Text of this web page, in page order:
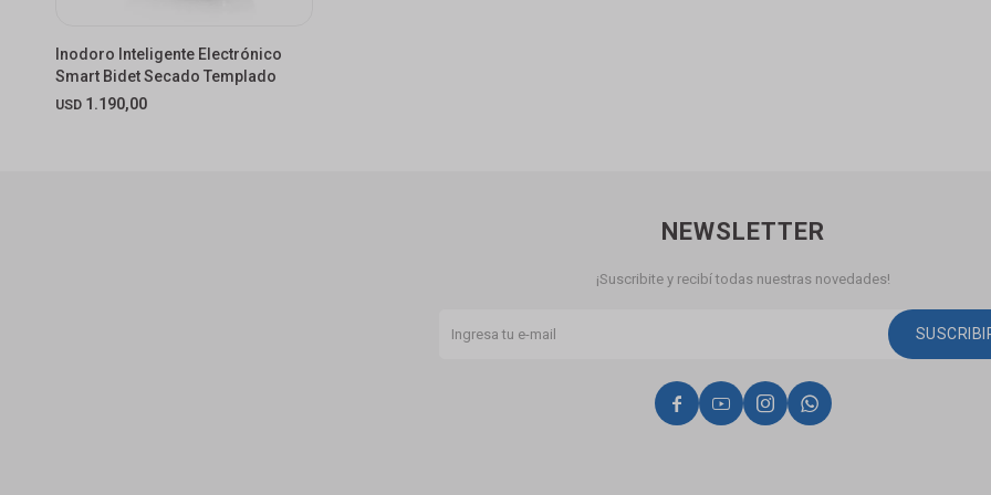
Inodoro Inteligente Electrónico
Smart Bidet Secado Templado
USD 1.190,00
NEWSLETTER
¡Suscribite y recibí todas nuestras novedades!
   